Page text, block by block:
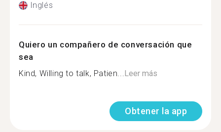
Inglés
Quiero un compañero de conversación que
sea
Kind, Willing to talk, Patien...Leer más
Obtener la app